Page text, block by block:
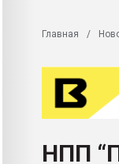
Вакуум-формовочные
28.07.2026
первый план в
пластмасс
ситуацией на
Главная
НПП